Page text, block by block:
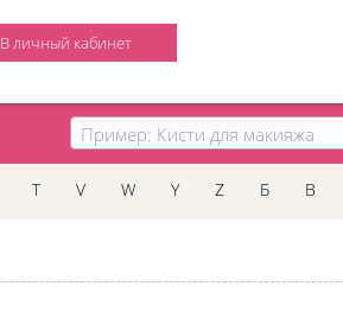
В личный кабинет
Пример: Кисти для макияжа
T V W Y Z Б В